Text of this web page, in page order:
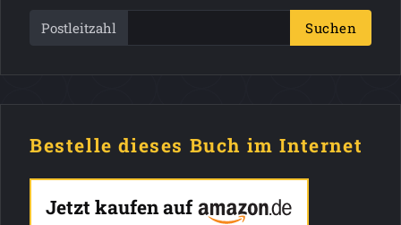
Postleitzahl Suchen
Bestelle dieses Buch im Internet
Jetzt kaufen auf